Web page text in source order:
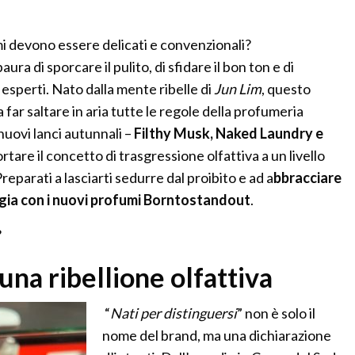
devono essere delicati e convenzionali?
di sporcare il pulito, di sfidare il bon ton e di
Nato dalla mente ribelle di Jun Lim, questo
far saltare in aria tutte le regole della profumeria
lanci autunnali – Filthy Musk, Naked Laundry e
il concetto di trasgressione olfattiva a un livello
a lasciarti sedurre dal proibito e ad abbracciare
con i nuovi profumi Borntostandout.
ribellione olfattiva
“Nati per distinguersi” non è solo il
nome del brand, ma una dichiarazione